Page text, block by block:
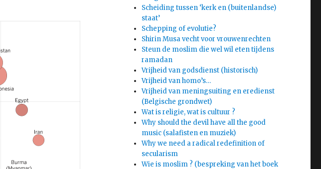
Scheiding tussen ‘kerk en (buitenlandse)
staat’
Schepping of evolutie?
Shirin Musa vecht voor vrouwenrechten
Steun de moslim die wel wil eten tijdens
ramadan
Vrijheid van godsdienst (historisch)
Vrijheid van homo’s…
Vrijheid van meningsuiting en eredienst
(Belgische grondwet)
Wat is religie, wat is cultuur ?
Why should the devil have all the good
music (salafisten en muziek)
Why we need a radical redefinition of
secularism
Wie is moslim ? (bespreking van het boek